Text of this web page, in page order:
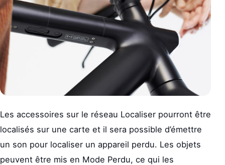
Les accessoires sur le réseau Localiser pourront être
localisés sur une carte et il sera possible d’émettre
un son pour localiser un appareil perdu. Les objets
peuvent être mis en Mode Perdu, ce qui les